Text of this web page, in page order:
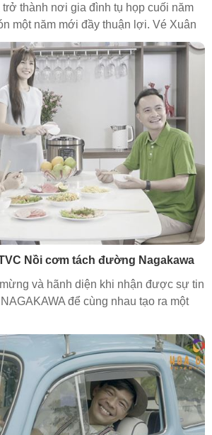
trở thành nơi gia đình tụ họp cuối năm
một năm mới đầy thuận lợi. Vé Xuân
mở bán tại Web và Facebook chính
Nồi cơm tách đường Nagakawa
và hãnh diện khi nhận được sự tin
để cùng nhau tạo ra một